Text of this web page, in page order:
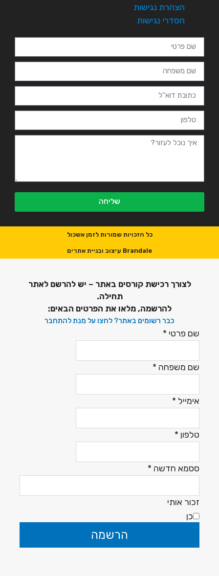
הצהרת נגישות
הסדרי נגישות
שליחה
כל הזכויות שמורות לזמן אשכול
Brandale עיצוב ובניית אתרים
לצורך רכישת קורסים באתר – יש להרשם לאתר
תחילה.
להרשמה, מלאו את הפרטים הבאים:
כבר רשומים באתר? לחצו על מנת להתחבר
שם פרטי *
שם משפחה *
אימייל *
טלפון *
ססמא חדשה *
זכור אותי
כן
הרשמה